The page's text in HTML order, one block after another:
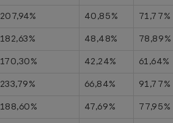
207,94% 40,85%
71,77%
182,63% 48,48%
78,89%
170,30% 42,24%
61,64%
233,79% 66,84%
91,77%
188,60% 47,69%
77,95%